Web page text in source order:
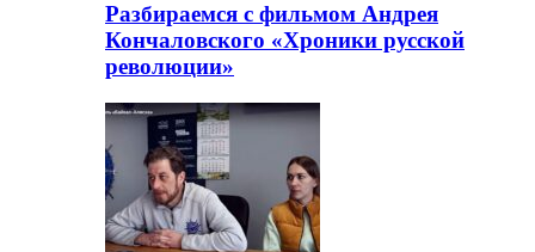
Разбираемся с фильмом Андрея
Кончаловского «Хроники русской
революции»